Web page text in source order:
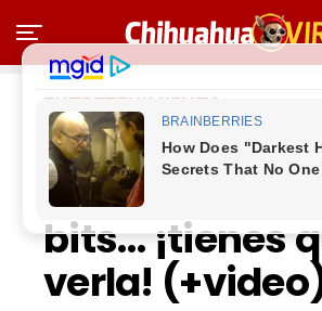
ENTRETENIMIENTO
Recrean
de Endgame en
bits… ¡tienes
verla!